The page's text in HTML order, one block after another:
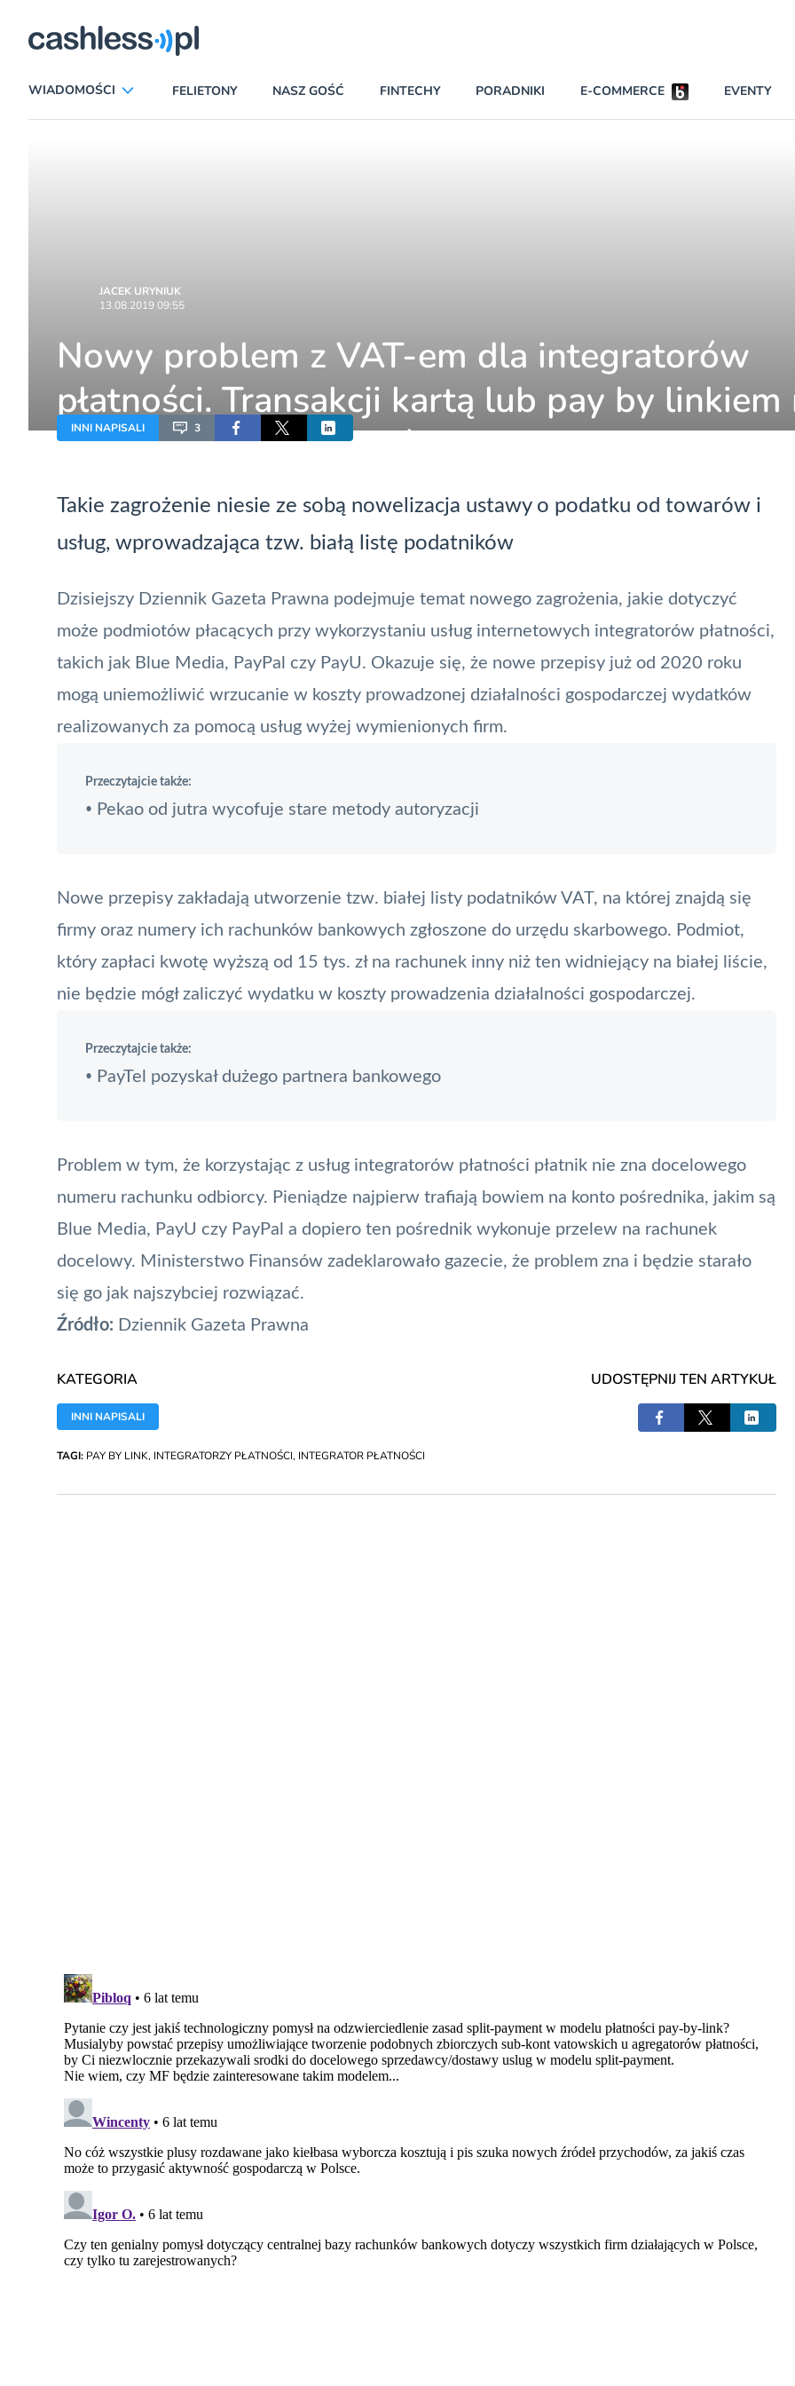
WIADOMOŚCI
TEMAT DNIA
FELIETONY NASZ GOŚĆ FINTECHY PORADNIKI E-COMMERCE EVENTY
JACEK URYNIUK
13.08.2019 09:55
Nowy problem z VAT-em dla integratorów
płatności. Transakcji kartą lub pay by linkiem
będzie można wrzucić w koszty?
INNI NAPISALI 3
Takie zagrożenie niesie ze sobą nowelizacja ustawy o podatku od towarów i
usług, wprowadzająca tzw. białą listę podatników
Dzisiejszy Dziennik Gazeta Prawna podejmuje temat nowego zagrożenia, jakie dotyczyć
może podmiotów płacących przy wykorzystaniu usług internetowych integratorów płatności,
takich jak Blue Media, PayPal czy PayU. Okazuje się, że nowe przepisy już od 2020 roku
mogą uniemożliwić wrzucanie w koszty prowadzonej działalności gospodarczej wydatków
realizowanych za pomocą usług wyżej wymienionych firm.
Przeczytajcie także:
• Pekao od jutra wycofuje stare metody autoryzacji
Nowe przepisy zakładają utworzenie tzw. białej listy podatników VAT, na której znajdą się
firmy oraz numery ich rachunków bankowych zgłoszone do urzędu skarbowego. Podmiot,
który zapłaci kwotę wyższą od 15 tys. zł na rachunek inny niż ten widniejący na białej liście,
nie będzie mógł zaliczyć wydatku w koszty prowadzenia działalności gospodarczej.
Przeczytajcie także:
• PayTel pozyskał dużego partnera bankowego
Problem w tym, że korzystając z usług integratorów płatności płatnik nie zna docelowego
numeru rachunku odbiorcy. Pieniądze najpierw trafiają bowiem na konto pośrednika, jakim są
Blue Media, PayU czy PayPal a dopiero ten pośrednik wykonuje przelew na rachunek
docelowy. Ministerstwo Finansów zadeklarowało gazecie, że problem zna i będzie starało
się go jak najszybciej rozwiązać.
Źródło: Dziennik Gazeta Prawna
KATEGORIA
INNI NAPISALI
UDOSTĘPNIJ TEN ARTYKUŁ
TAGI: PAY BY LINK, INTEGRATORZY PŁATNOŚCI, INTEGRATOR PŁATNOŚCI